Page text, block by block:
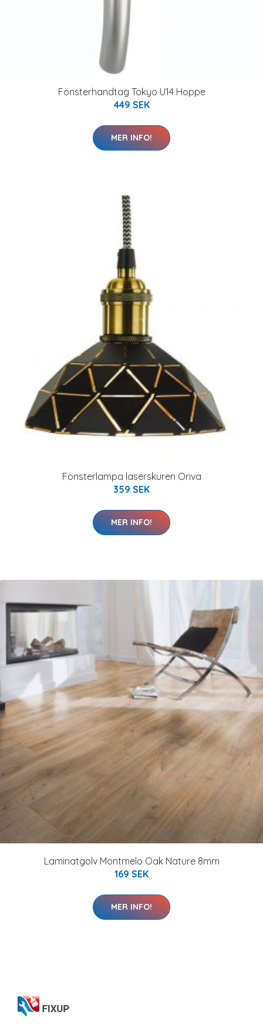
Fönsterhandtag Tokyo U14 Hoppe
449 SEK
MER INFO!
Fönsterlampa laserskuren Oriva
359 SEK
MER INFO!
Laminatgolv Montmelo Oak Nature 8mm
169 SEK
MER INFO!